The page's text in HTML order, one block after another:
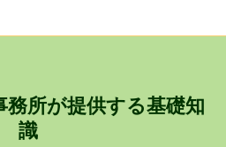
務所が提供する基礎知
識